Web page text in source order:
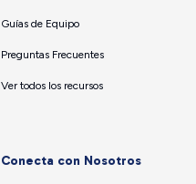
Guías de Equipo
Preguntas Frecuentes
Ver todos los recursos
Conecta con Nosotros